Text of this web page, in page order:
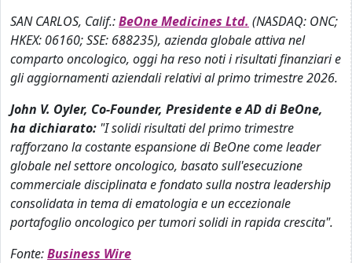
SAN CARLOS, Calif.:BeOne Medicines Ltd. (NASDAQ: ONC;
HKEX: 06160; SSE: 688235), azienda globale attiva nel
comparto oncologico, oggi ha reso noti i risultati finanziari e
gli aggiornamenti aziendali relativi al primo trimestre 2026.
John V. Oyler, Co-Founder, Presidente e AD di BeOne,
ha dichiarato: "I solidi risultati del primo trimestre
rafforzano la costante espansione di BeOne come leader
globale nel settore oncologico, basato sull'esecuzione
commerciale disciplinata e fondato sulla nostra leadership
consolidata in tema di ematologia e un eccezionale
portafoglio oncologico per tumori solidi in rapida crescita".
Fonte:Business Wire